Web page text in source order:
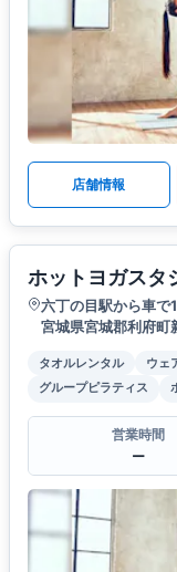
店舗情報
ホットヨガスタ
六丁の目駅から車で
宮城県宮城郡利府町
タオルレンタル ウェ
グループピラティス
営業時間
ー